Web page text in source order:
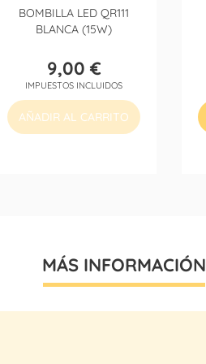
BOMBILLA LED QR111
BLANCA (15W)
Precio
9,00 €
IMPUESTOS INCLUIDOS
AÑADIR AL CARRITO
MÁS INFORMACIÓN